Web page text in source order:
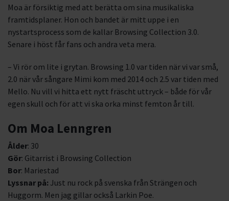
Moa är försiktig med att berätta om sina musikaliska
framtidsplaner. Hon och bandet är mitt uppe i en
nystartsprocess som de kallar Browsing Collection 3.0.
Senare i höst får fans och andra veta mera.
– Vi rör om lite i grytan. Browsing 1.0 var tiden när vi var små,
2.0 när vår sångare Mimi kom med 2014 och 2.5 var tiden med
Mello. Nu vill vi hitta ett nytt fräscht uttryck – både för vår
egen skull och för att vi ska orka minst femton år till.
Om Moa Lenngren
Ålder: 30
Gör: Gitarrist i Browsing Collection
Bor: Mariestad
Lyssnar på: Just nu rock på svenska från Strängen och
Huggorm. Men jag gillar också Larkin Poe.